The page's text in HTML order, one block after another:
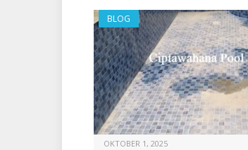
BLOG
OKTOBER 1, 2025